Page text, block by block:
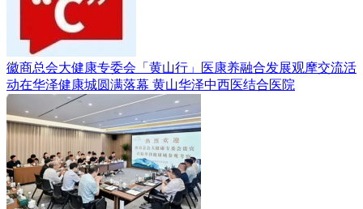
徽商总会大健康专委会「黄山行」医康养融合发展观摩交流活
动在华泽健康城圆满落幕 黄山华泽中西医结合医院